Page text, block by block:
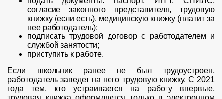
согласие законного представителя, трудовую
книжку (если есть), медицинскую книжку (платит за
нее работодатель);
подписать трудовой договор с работодателем и
службой занятости;
приступить к работе.
Если школьник ранее не был трудоустроен,
работодатель заведет на него трудовую книжку. С 2021
года тем, кто устраивается на работу впервые,